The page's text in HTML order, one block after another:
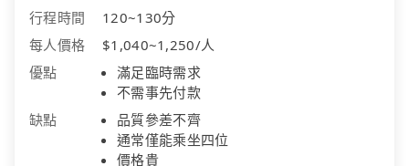
行程時間
120~130分
每人價格
$1,040~1,250/人
優點
滿足臨時需求
不需事先付款
缺點
品質參差不齊
通常僅能乘坐四位
價格貴